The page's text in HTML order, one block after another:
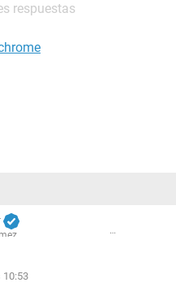
respuestas
10:53